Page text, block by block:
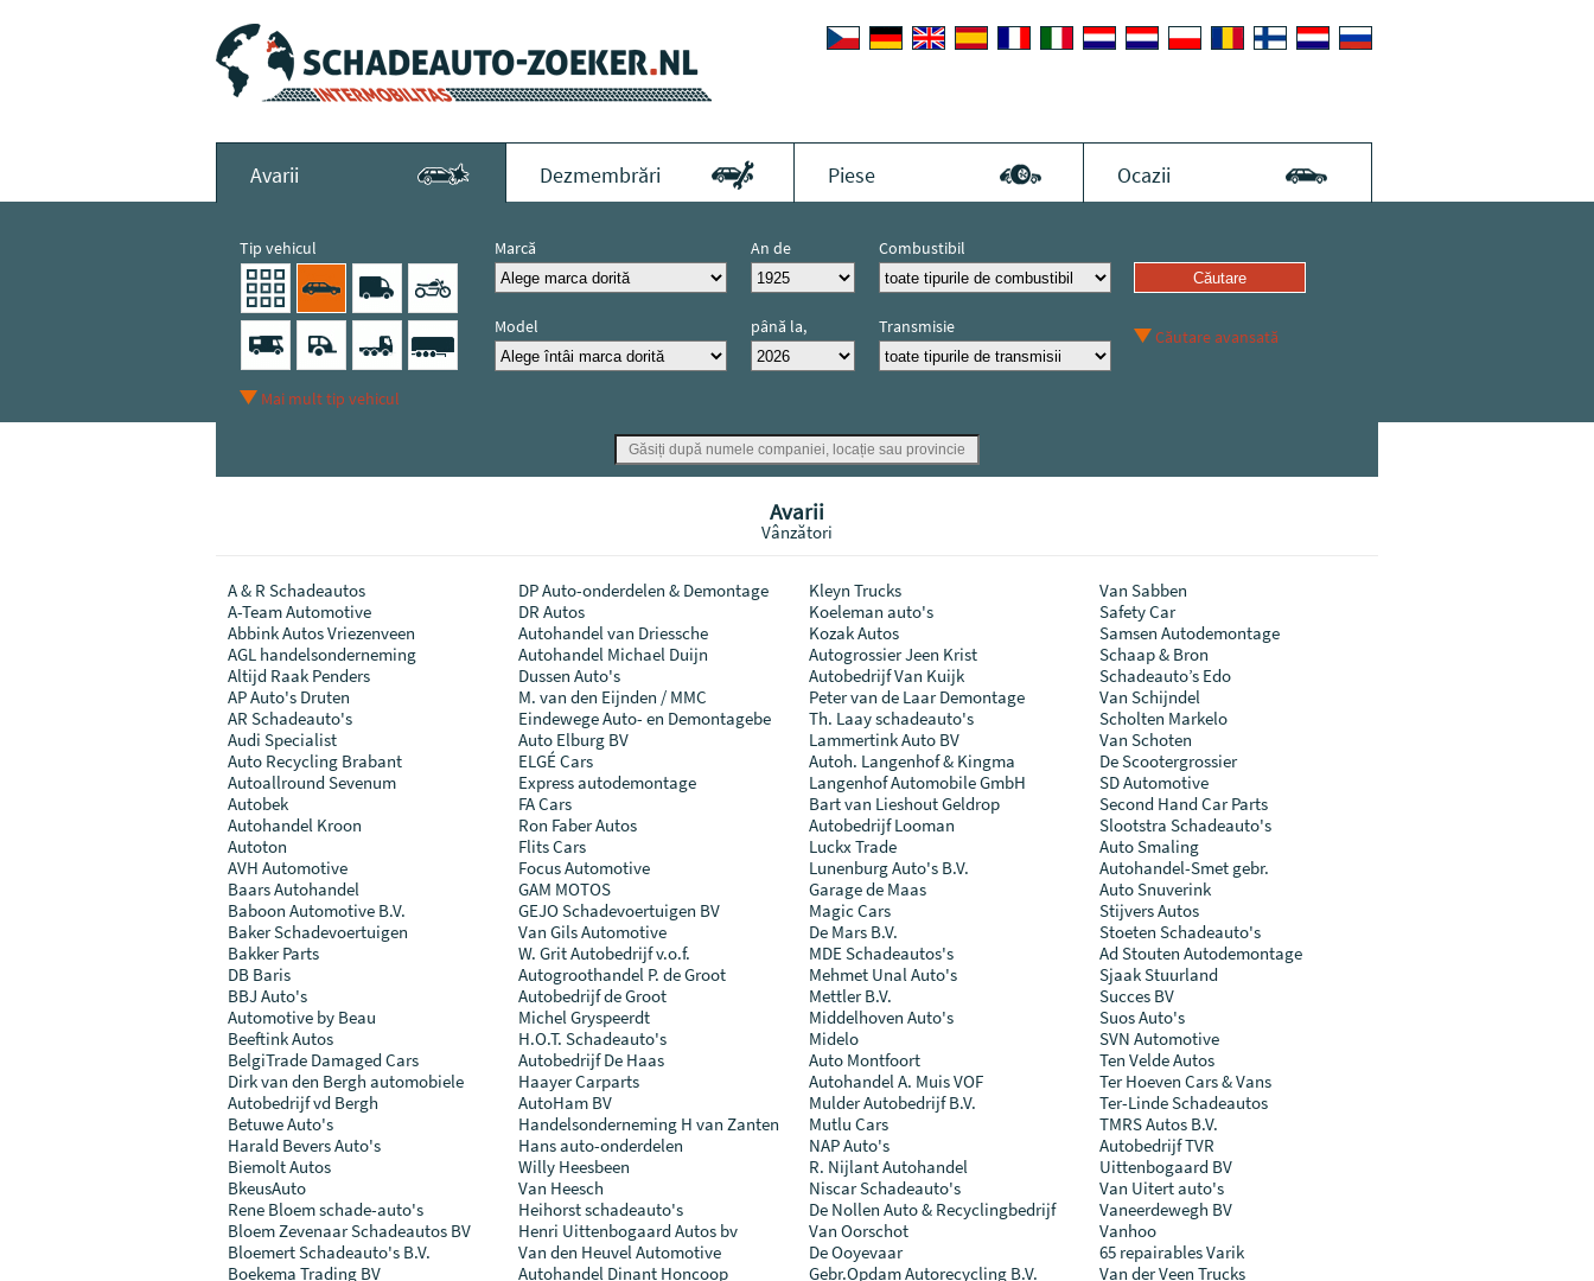
Avarii Dezmembrări Piese Ocazii
Tip vehicul
Mai mult tip vehicul
Marcă
Model
An de
fabricație
până la,
inclusiv
Combustibil
Transmisie Căutare avansată
Avarii
Vânzători
A & R Schadeautos
A-Team Automotive
Abbink Autos Vriezenveen
AGL handelsonderneming
Altijd Raak Penders
AP Auto's Druten
AR Schadeauto's
Audi Specialist
Auto Recycling Brabant
Autoallround Sevenum
Autobek
Autohandel Kroon
Autoton
AVH Automotive
Baars Autohandel
Baboon Automotive B.V.
Baker Schadevoertuigen
Bakker Parts
DB Baris
BBJ Auto's
Automotive by Beau
Beeftink Autos
BelgiTrade Damaged Cars
Dirk van den Bergh automobiele
Autobedrijf vd Bergh
Betuwe Auto's
Harald Bevers Auto's
Biemolt Autos
BkeusAuto
Rene Bloem schade-auto's
Bloem Zevenaar Schadeautos BV
Bloemert Schadeauto's B.V.
Boekema Trading BV
DP Auto-onderdelen & Demontage
DR Autos
Autohandel van Driessche
Autohandel Michael Duijn
Dussen Auto's
M. van den Eijnden / MMC
Eindewege Auto- en Demontagebe
Auto Elburg BV
ELGÉ Cars
Express autodemontage
FA Cars
Ron Faber Autos
Flits Cars
Focus Automotive
GAM MOTOS
GEJO Schadevoertuigen BV
Van Gils Automotive
W. Grit Autobedrijf v.o.f.
Autogroothandel P. de Groot
Autobedrijf de Groot
Michel Gryspeerdt
H.O.T. Schadeauto's
Autobedrijf De Haas
Haayer Carparts
AutoHam BV
Handelsonderneming H van Zanten
Hans auto-onderdelen
Willy Heesbeen
Van Heesch
Heihorst schadeauto's
Henri Uittenbogaard Autos bv
Van den Heuvel Automotive
Autohandel Dinant Honcoop
Kleyn Trucks
Koeleman auto's
Kozak Autos
Autogrossier Jeen Krist
Autobedrijf Van Kuijk
Peter van de Laar Demontage
Th. Laay schadeauto's
Lammertink Auto BV
Autoh. Langenhof & Kingma
Langenhof Automobile GmbH
Bart van Lieshout Geldrop
Autobedrijf Looman
Luckx Trade
Lunenburg Auto's B.V.
Garage de Maas
Magic Cars
De Mars B.V.
MDE Schadeautos's
Mehmet Unal Auto's
Mettler B.V.
Middelhoven Auto's
Midelo
Auto Montfoort
Autohandel A. Muis VOF
Mulder Autobedrijf B.V.
Mutlu Cars
NAP Auto's
R. Nijlant Autohandel
Niscar Schadeauto's
De Nollen Auto & Recyclingbedrijf
Van Oorschot
De Ooyevaar
Gebr.Opdam Autorecycling B.V.
Van Sabben
Safety Car
Samsen Autodemontage
Schaap & Bron
Schadeauto’s Edo
Van Schijndel
Scholten Markelo
Van Schoten
De Scootergrossier
SD Automotive
Second Hand Car Parts
Slootstra Schadeauto's
Auto Smaling
Autohandel-Smet gebr.
Auto Snuverink
Stijvers Autos
Stoeten Schadeauto's
Ad Stouten Autodemontage
Sjaak Stuurland
Succes BV
Suos Auto's
SVN Automotive
Ten Velde Autos
Ter Hoeven Cars & Vans
Ter-Linde Schadeautos
TMRS Autos B.V.
Autobedrijf TVR
Uittenbogaard BV
Van Uitert auto's
Vaneerdewegh BV
Vanhoo
65 repairables Varik
Van der Veen Trucks